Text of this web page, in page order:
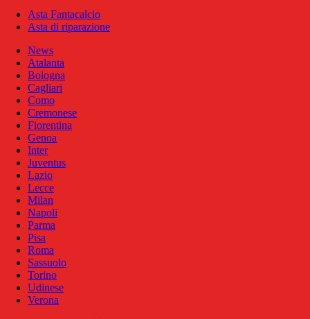
Asta Fantacalcio
Asta di riparazione
News
Atalanta
Bologna
Cagliari
Como
Cremonese
Fiorentina
Genoa
Inter
Juventus
Lazio
Lecce
Milan
Napoli
Parma
Pisa
Roma
Sassuolo
Torino
Udinese
Verona